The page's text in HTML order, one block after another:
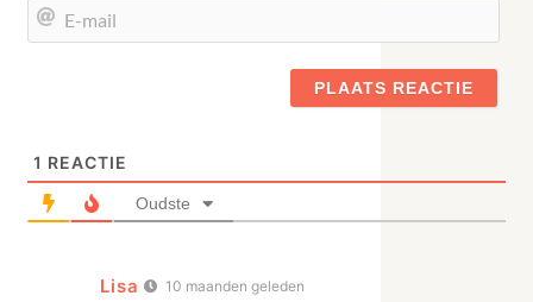
1 REACTIE
Oudste
Lisa 10 maanden geleden